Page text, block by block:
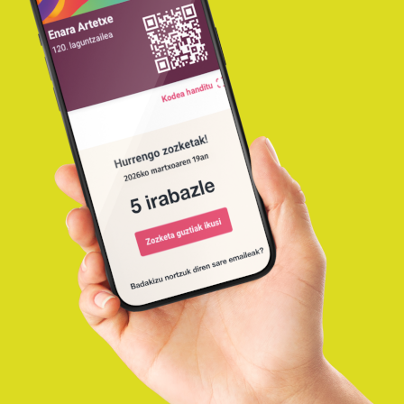
26
DÉC
Astero zozketak egingo ditugu Korrika
Laguntzaileen artean. Hementxe
zozketaren irabazleak!...
21
Korrika Laguntzailea: 06.
zozketa.IRABAZLEAK
(2025/12/26)
Astero zozketak egingo ditugu Korrika
Laguntzaileen artean. Hementxe
zozketaren irabazleak!...
Korrika Laguntzailea: 05.
zozketa. IRABAZLEAK
(2025/12/19)